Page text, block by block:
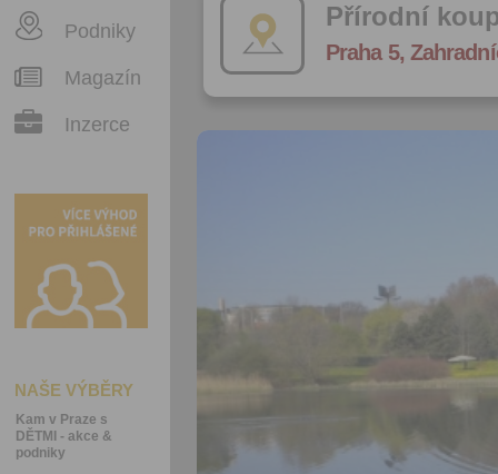
Podniky
Magazín
Inzerce
NAŠE VÝBĚRY
Kam v Praze s
DĚTMI - akce &
podniky
Přírodní
Praha 5,